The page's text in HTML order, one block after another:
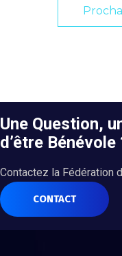
Une Question,
d’être Bénévole
Contactez la Fédération
CONTACT